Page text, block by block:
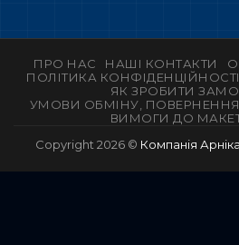
ПРО НАС НАШІ КОНТАКТИ
ПОЛІТИКА КОНФІДЕНЦІЙНОСТІ
ЯК ЗРОБИТИ
УМОВИ ОБМІНУ, ПОВЕРНЕННЯ
ВИМОГИ ДО
Copyright 2026 © Компанія